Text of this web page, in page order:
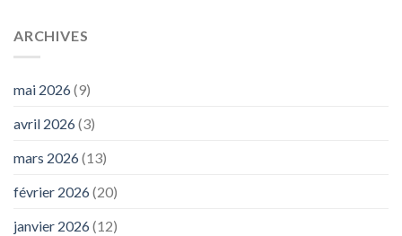
ARCHIVES
mai 2026(9)
avril 2026(3)
mars 2026(13)
février 2026(20)
janvier 2026(12)